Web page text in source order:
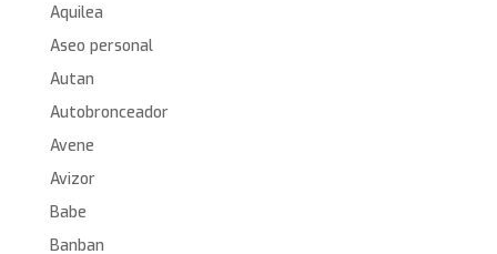
Aquilea
Aseo personal
Autan
Autobronceador
Avene
Avizor
Babe
Banban